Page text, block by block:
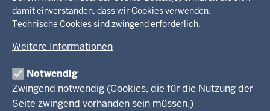
damit einverstanden, dass wir Cookies verwenden.
Technische Cookies sind zwingend erforderlich.
Weitere Informationen
Notwendig
Zwingend notwendig (Cookies, die für die Nutzung der
Seite zwingend vorhanden sein müssen.)
der
Fußzeile
Ministerium
Leitung des Hauses
Organisation
Arbeitgeber Ministerium
Rechtsgrundlagen
Kultur
Wissenschaft, Forschung, Lehre und Studium
Presse